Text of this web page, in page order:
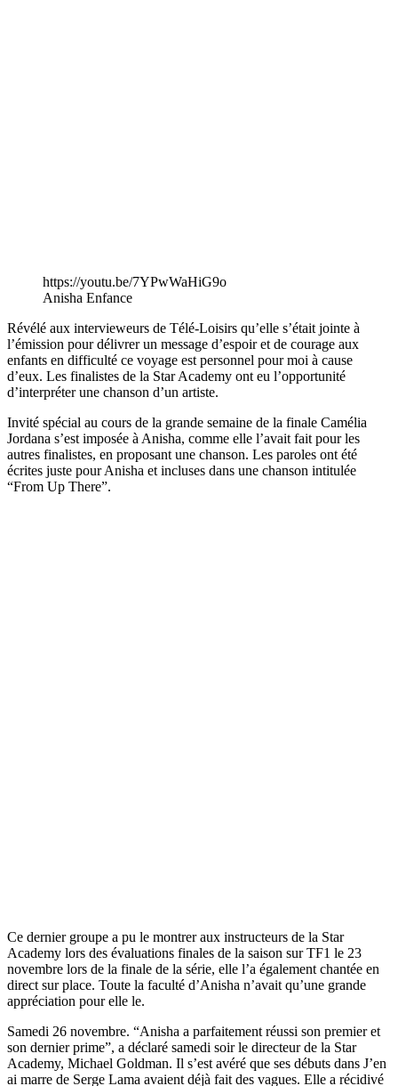
https://youtu.be/7YPwWaHiG9o
Anisha Enfance
Révélé aux intervieweurs de Télé-Loisirs qu’elle s’était jointe à
l’émission pour délivrer un message d’espoir et de courage aux
enfants en difficulté ce voyage est personnel pour moi à cause
d’eux. Les finalistes de la Star Academy ont eu l’opportunité
d’interpréter une chanson d’un artiste.
Invité spécial au cours de la grande semaine de la finale Camélia
Jordana s’est imposée à Anisha, comme elle l’avait fait pour les
autres finalistes, en proposant une chanson. Les paroles ont été
écrites juste pour Anisha et incluses dans une chanson intitulée
“From Up There”.
Ce dernier groupe a pu le montrer aux instructeurs de la Star
Academy lors des évaluations finales de la saison sur TF1 le 23
novembre lors de la finale de la série, elle l’a également chantée en
direct sur place. Toute la faculté d’Anisha n’avait qu’une grande
appréciation pour elle le.
Samedi 26 novembre. “Anisha a parfaitement réussi son premier et
son dernier prime”, a déclaré samedi soir le directeur de la Star
Academy, Michael Goldman. Il s’est avéré que ses débuts dans J’en
ai marre de Serge Lama avaient déjà fait des vagues. Elle a récidivé